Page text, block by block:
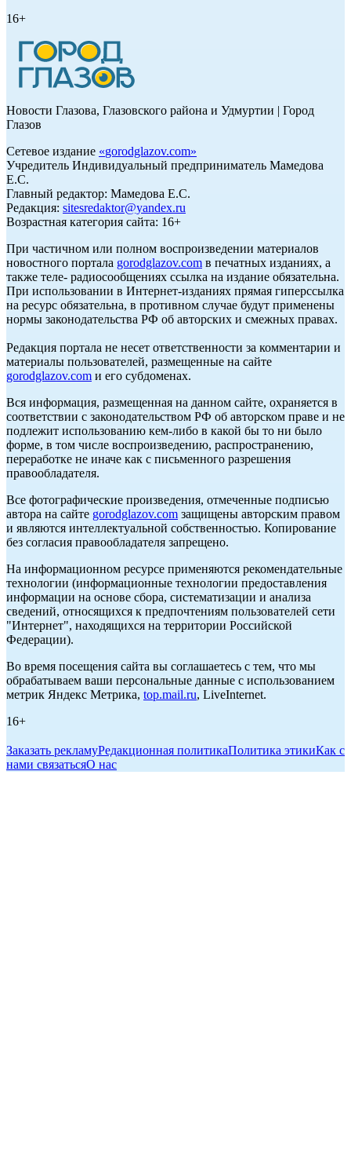
16+
Новости Глазова, Глазовского района и Удмуртии | Город
Глазов
Сетевое издание «gorodglazov.com»
Учредитель Индивидуальный предприниматель Мамедова
Е.С.
Главный редактор: Мамедова Е.С.
Редакция: sitesredaktor@yandex.ru
Возрастная категория сайта: 16+
При частичном или полном воспроизведении материалов
новостного портала gorodglazov.com в печатных изданиях, а
также теле- радиосообщениях ссылка на издание обязательна.
При использовании в Интернет-изданиях прямая гиперссылка
на ресурс обязательна, в противном случае будут применены
нормы законодательства РФ об авторских и смежных правах.
Редакция портала не несет ответственности за комментарии и
материалы пользователей, размещенные на сайте
gorodglazov.com и его субдоменах.
Вся информация, размещенная на данном сайте, охраняется в
соответствии с законодательством РФ об авторском праве и не
подлежит использованию кем-либо в какой бы то ни было
форме, в том числе воспроизведению, распространению,
переработке не иначе как с письменного разрешения
правообладателя.
Все фотографические произведения, отмеченные подписью
автора на сайте gorodglazov.com защищены авторским правом
и являются интеллектуальной собственностью. Копирование
без согласия правообладателя запрещено.
На информационном ресурсе применяются рекомендательные
технологии (информационные технологии предоставления
информации на основе сбора, систематизации и анализа
сведений, относящихся к предпочтениям пользователей сети
"Интернет", находящихся на территории Российской
Федерации).
Во время посещения сайта вы соглашаетесь с тем, что мы
обрабатываем ваши персональные данные с использованием
метрик Яндекс Метрика, top.mail.ru, LiveInternet.
16+
Заказать рекламуРедакционная политикаПолитика этикиКак с
нами связатьсяО нас